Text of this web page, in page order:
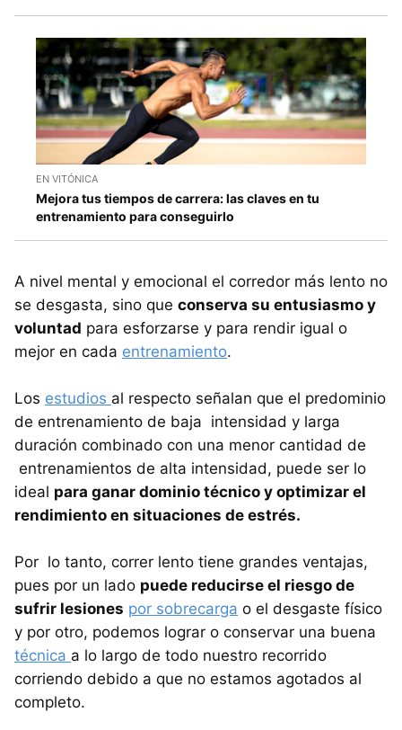
EN VITÓNICA
Mejora tus tiempos de carrera: las claves en tu
entrenamiento para conseguirlo
A nivel mental y emocional el corredor más lento no
se desgasta, sino que conserva su entusiasmo y
voluntad para esforzarse y para rendir igual o
mejor en cada entrenamiento.
Los estudios al respecto señalan que el predominio
de entrenamiento de baja intensidad y larga
duración combinado con una menor cantidad de
entrenamientos de alta intensidad, puede ser lo
ideal para ganar dominio técnico y optimizar el
rendimiento en situaciones de estrés.
Por lo tanto, correr lento tiene grandes ventajas,
pues por un lado puede reducirse el riesgo de
sufrir lesiones por sobrecarga o el desgaste físico
y por otro, podemos lograr o conservar una buena
técnica a lo largo de todo nuestro recorrido
corriendo debido a que no estamos agotados al
completo.